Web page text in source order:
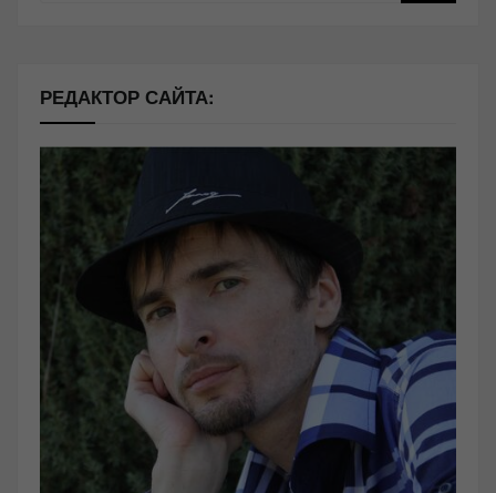
РЕДАКТОР САЙТА: